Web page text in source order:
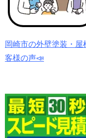
岡崎市の外壁塗装・
客様の声📣